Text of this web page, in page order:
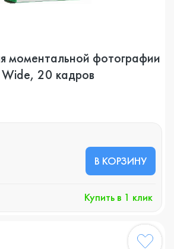
моментальной фотографии
Wide, 20 кадров
В КОРЗИНУ
Купить в 1 клик